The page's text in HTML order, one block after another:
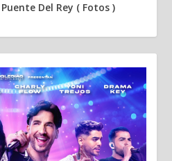
Del Rey ( Fotos )